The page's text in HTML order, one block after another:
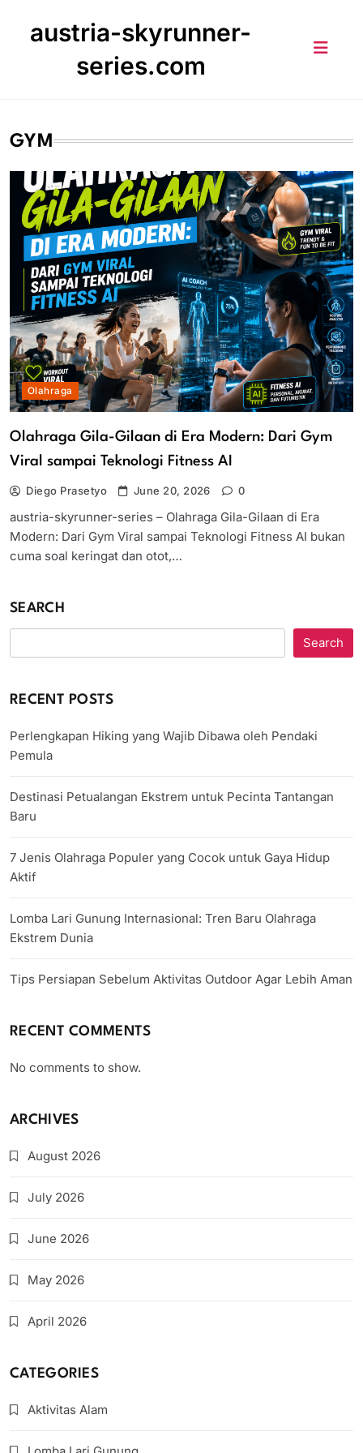
austria-skyrunner-
series.com
GYM
Olahraga
Olahraga Gila-Gilaan di Era Modern: Dari Gym
Viral sampai Teknologi Fitness AI
Diego Prasetyo June 20, 2026 0
austria-skyrunner-series – Olahraga Gila-Gilaan di Era
Modern: Dari Gym Viral sampai Teknologi Fitness AI bukan
cuma soal keringat dan otot,…
SEARCH
Search
RECENT POSTS
Perlengkapan Hiking yang Wajib Dibawa oleh Pendaki
Pemula
Destinasi Petualangan Ekstrem untuk Pecinta Tantangan
Baru
7 Jenis Olahraga Populer yang Cocok untuk Gaya Hidup
Aktif
Lomba Lari Gunung Internasional: Tren Baru Olahraga
Ekstrem Dunia
Tips Persiapan Sebelum Aktivitas Outdoor Agar Lebih Aman
RECENT COMMENTS
No comments to show.
ARCHIVES
August 2026
July 2026
June 2026
May 2026
April 2026
CATEGORIES
Aktivitas Alam